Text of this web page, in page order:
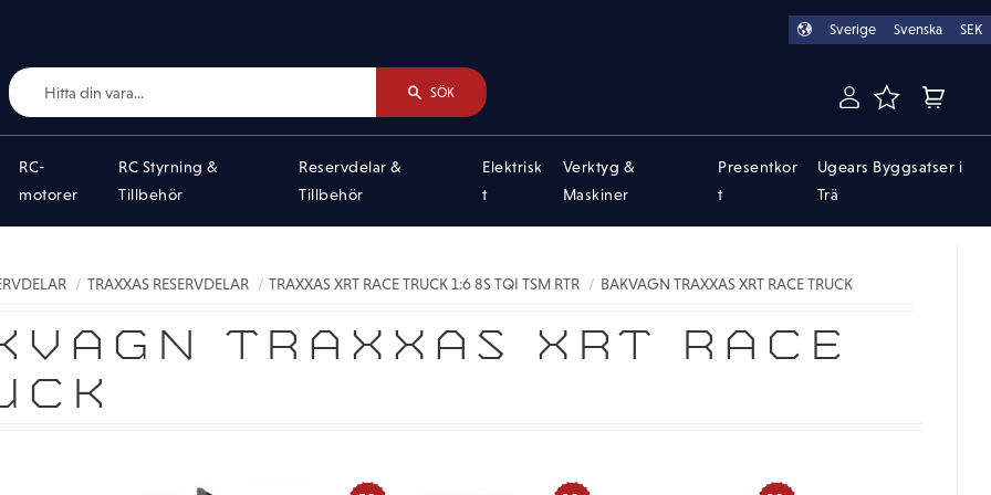
Sverige Svenska SEK
SÖK FAVORITER
RC-
motorer
RC Styrning &
Tillbehör
Reservdelar &
Tillbehör
Elektrisk
t
Verktyg &
Maskiner
Presentkor
t
Ugears Byggsatser i
Trä
TRAXXAS XRT RACE
TRAXXAS RESERVDELAR TRAXXAS XRT RACE TRUCK 1:6 8S TQI TSM RTR BAKVAGN TRAXXAS XRT RACE TRUCK